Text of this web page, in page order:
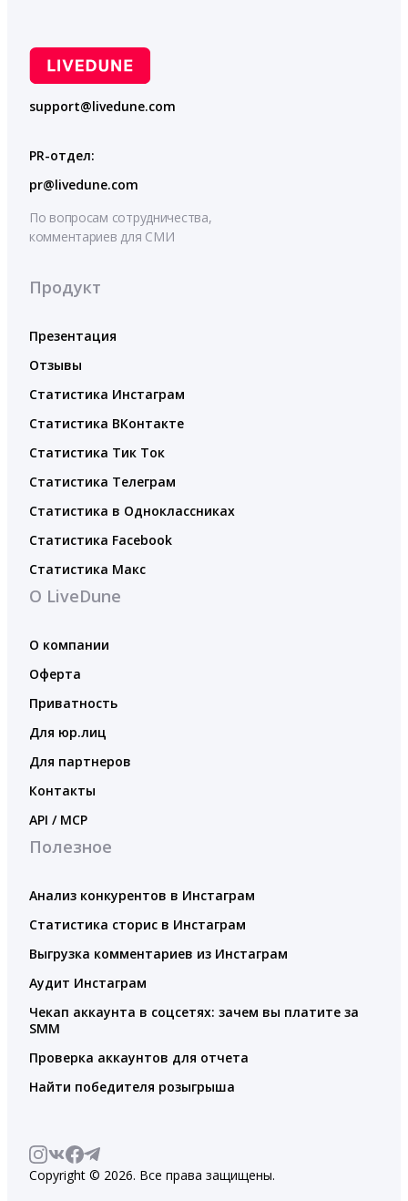
support@livedune.com
PR-отдел:
pr@livedune.com
По вопросам сотрудничества,
комментариев для СМИ
Продукт
Презентация
Отзывы
Статистика Инстаграм
Статистика ВКонтакте
Статистика Тик Ток
Статистика Телеграм
Статистика в Одноклассниках
Статистика Facebook
Статистика Макс
О LiveDune
О компании
Оферта
Приватность
Для юр.лиц
Для партнеров
Контакты
API / MCP
Полезное
Анализ конкурентов в Инстаграм
Статистика сторис в Инстаграм
Выгрузка комментариев из Инстаграм
Аудит Инстаграм
Чекап аккаунта в соцсетях: зачем вы платите за
SMM
Проверка аккаунтов для отчета
Найти победителя розыгрыша
Copyright © 2026. Все права защищены.